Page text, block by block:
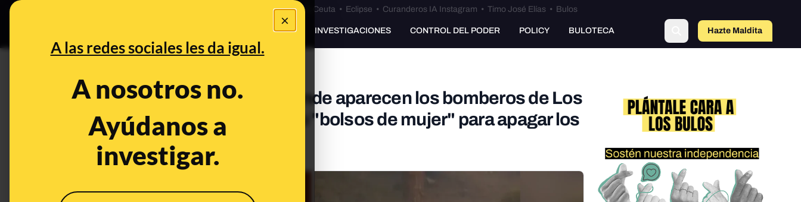
×
A las redes sociales les da igual.
A nosotros no.
Ayúdanos a
investigar.
Especial Ceuta•Bulos Ceuta • Eclipse • Curanderos IA Instagram • Timo José Elías • Bulos
PREBUNKING INVESTIGACIONES CONTROL DEL PODER POLICY BULOTECA Hazte Maldito
Qué sabemos sobre este vídeo donde aparecen los bomberos de Los
Ángeles supuestamente utilizando "bolsos de mujer" para apagar los
incendios en California
Jan 10, 2025, 3:39:56 PM